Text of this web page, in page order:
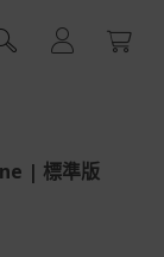
| 標準版